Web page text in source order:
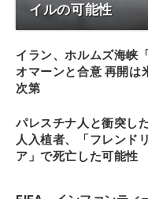
イルの可能性
イラン、ホルムズ海峡
オマーンと合意 再開は
次第
パレスチナ人と衝突し
人入植者、「フレンド
ア」で死亡した可能性